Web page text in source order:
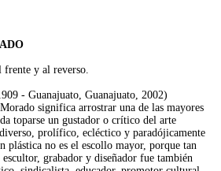
frente y al reverso.
- Guanajuato, Guanajuato, 2002)
significa arrostrar una de las mayores
toparse un gustador o crítico del arte
prolífico, ecléctico y paradójicamente
plástica no es el escollo mayor, porque tan
grabador y diseñador fue también